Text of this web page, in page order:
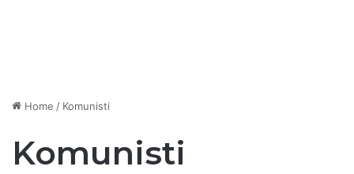
Home / Komunisti
Komunisti